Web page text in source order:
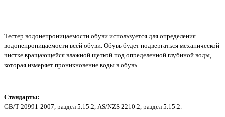
Тестер водонепроницаемости обуви используется для определения
водонепроницаемости всей обуви. Обувь будет подвергаться механической
чистке вращающейся влажной щеткой под определенной глубиной воды,
которая измеряет проникновение воды в обувь.
Стандарты:
GB/T 20991-2007, раздел 5.15.2, AS/NZS 2210.2, раздел 5.15.2.